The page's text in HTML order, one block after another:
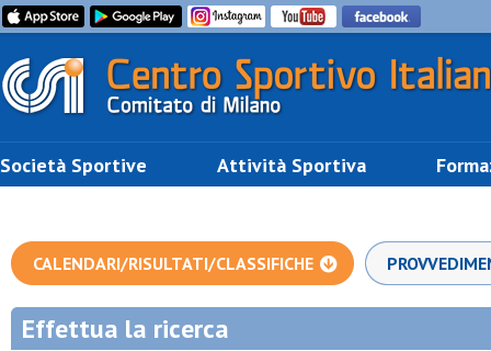
Società Sportive Attività Sportiva
CALENDARI/RISULTATI/CLASSIFICHE
Effettua la ricerca